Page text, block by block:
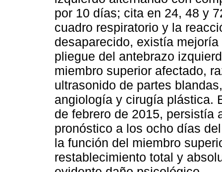
por 10 días; cita en 24, 48 y
cuadro respiratorio y la
desaparecido, existía
pliegue del antebrazo
miembro superior afectado,
ultrasonido de partes
angiología y cirugía plástica.
de febrero de 2015, persistía
pronóstico a los ocho días
la función del miembro
restablecimiento total y